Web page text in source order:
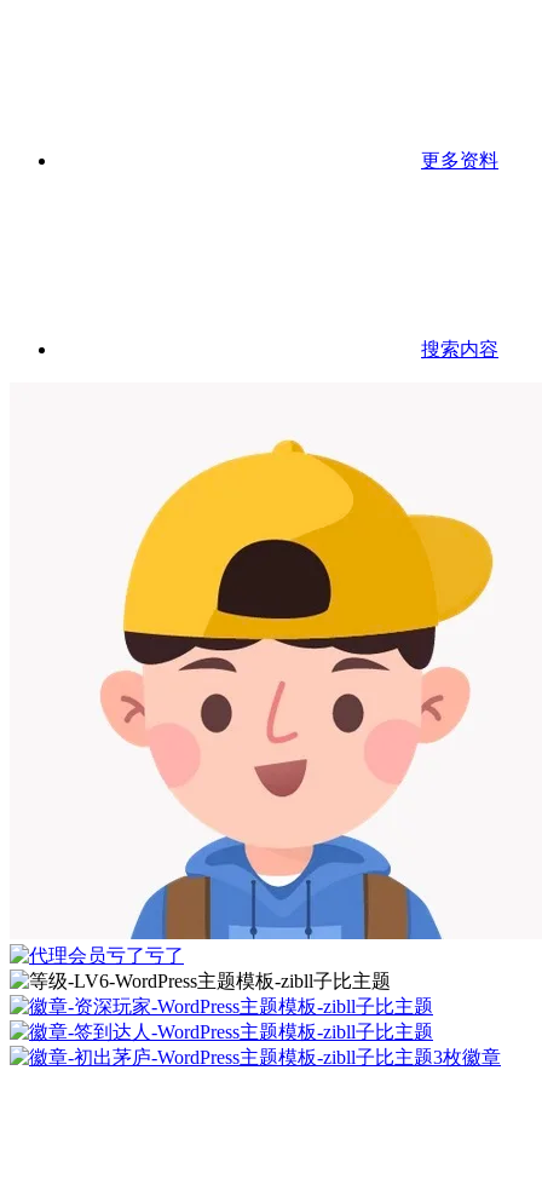
更多资料
搜索内容
亏了亏了
3枚徽章